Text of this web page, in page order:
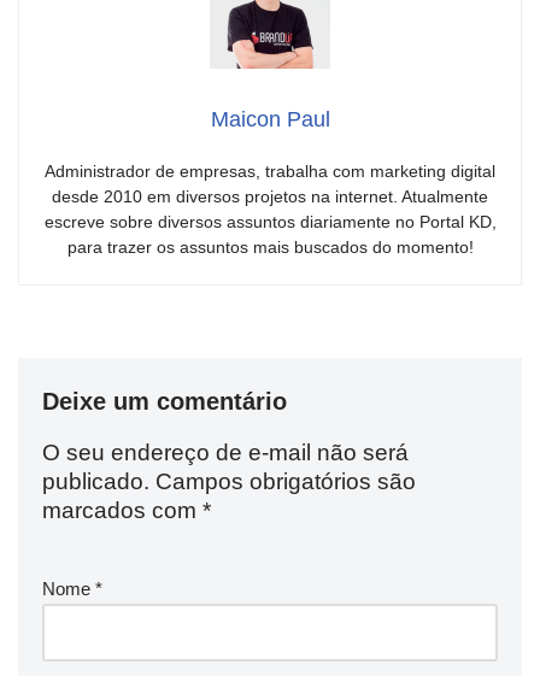
Maicon Paul
Administrador de empresas, trabalha com marketing digital
desde 2010 em diversos projetos na internet. Atualmente
escreve sobre diversos assuntos diariamente no Portal KD,
para trazer os assuntos mais buscados do momento!
Deixe um comentário
O seu endereço de e-mail não será
publicado. Campos obrigatórios são
marcados com *
Nome *